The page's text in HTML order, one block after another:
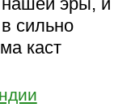
сильно
каст